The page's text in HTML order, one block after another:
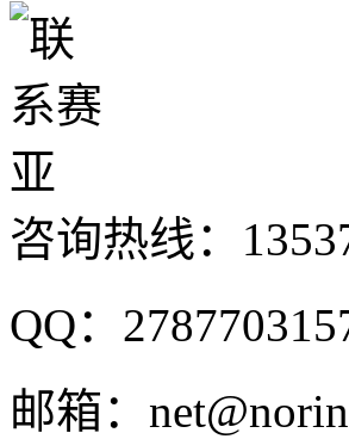
咨询热线：
QQ：
邮箱：